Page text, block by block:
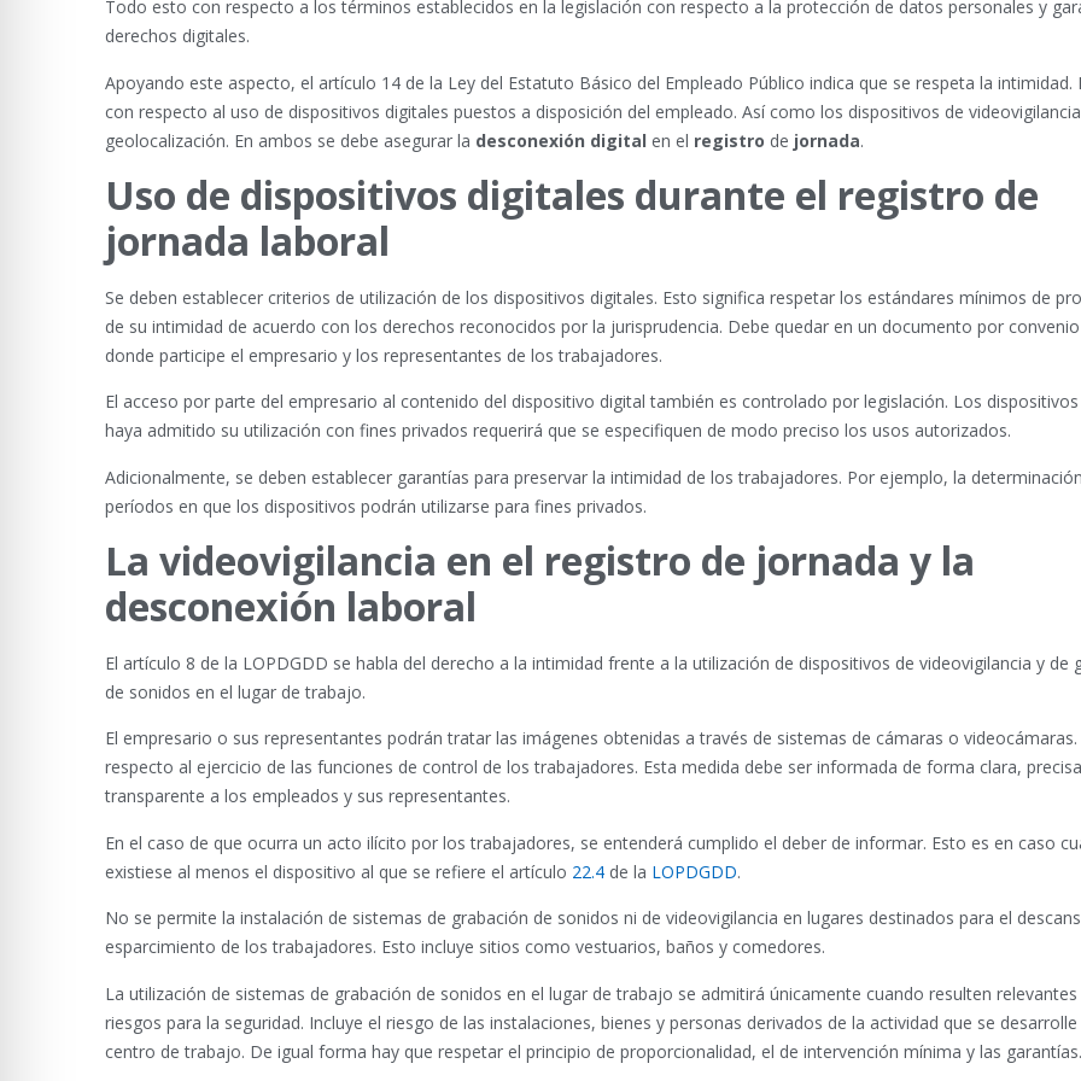
Todo esto con respecto a los términos establecidos en la legislación con respecto a la protección de datos personales y
derechos digitales.
Apoyando este aspecto, el artículo 14 de la Ley del Estatuto Básico del Empleado Público indica que se respeta la intimidad.
con respecto al uso de dispositivos digitales puestos a disposición del empleado. Así como los dispositivos de
geolocalización. En ambos se debe asegurar la desconexión digital en el registro de jornada.
Uso de dispositivos digitales durante el registro de
jornada laboral
Se deben establecer criterios de utilización de los dispositivos digitales. Esto significa respetar los estándares mínimos de
de su intimidad de acuerdo con los derechos reconocidos por la jurisprudencia. Debe quedar en un documento por
donde participe el empresario y los representantes de los trabajadores.
El acceso por parte del empresario al contenido del dispositivo digital también es controlado por legislación. Los
haya admitido su utilización con fines privados requerirá que se especifiquen de modo preciso los usos autorizados.
Adicionalmente, se deben establecer garantías para preservar la intimidad de los trabajadores. Por ejemplo, la
períodos en que los dispositivos podrán utilizarse para fines privados.
La videovigilancia en el registro de jornada y la
desconexión laboral
El artículo 8 de la LOPDGDD se habla del derecho a la intimidad frente a la utilización de dispositivos de videovigilancia y de
de sonidos en el lugar de trabajo.
El empresario o sus representantes podrán tratar las imágenes obtenidas a través de sistemas de cámaras o videocámaras.
respecto al ejercicio de las funciones de control de los trabajadores. Esta medida debe ser informada de forma clara,
transparente a los empleados y sus representantes.
En el caso de que ocurra un acto ilícito por los trabajadores, se entenderá cumplido el deber de informar. Esto es en caso
existiese al menos el dispositivo al que se refiere el artículo 22.4 de la LOPDGDD.
No se permite la instalación de sistemas de grabación de sonidos ni de videovigilancia en lugares destinados para el
esparcimiento de los trabajadores. Esto incluye sitios como vestuarios, baños y comedores.
La utilización de sistemas de grabación de sonidos en el lugar de trabajo se admitirá únicamente cuando resulten
riesgos para la seguridad. Incluye el riesgo de las instalaciones, bienes y personas derivados de la actividad que se
centro de trabajo. De igual forma hay que respetar el principio de proporcionalidad, el de intervención mínima y las garantías.